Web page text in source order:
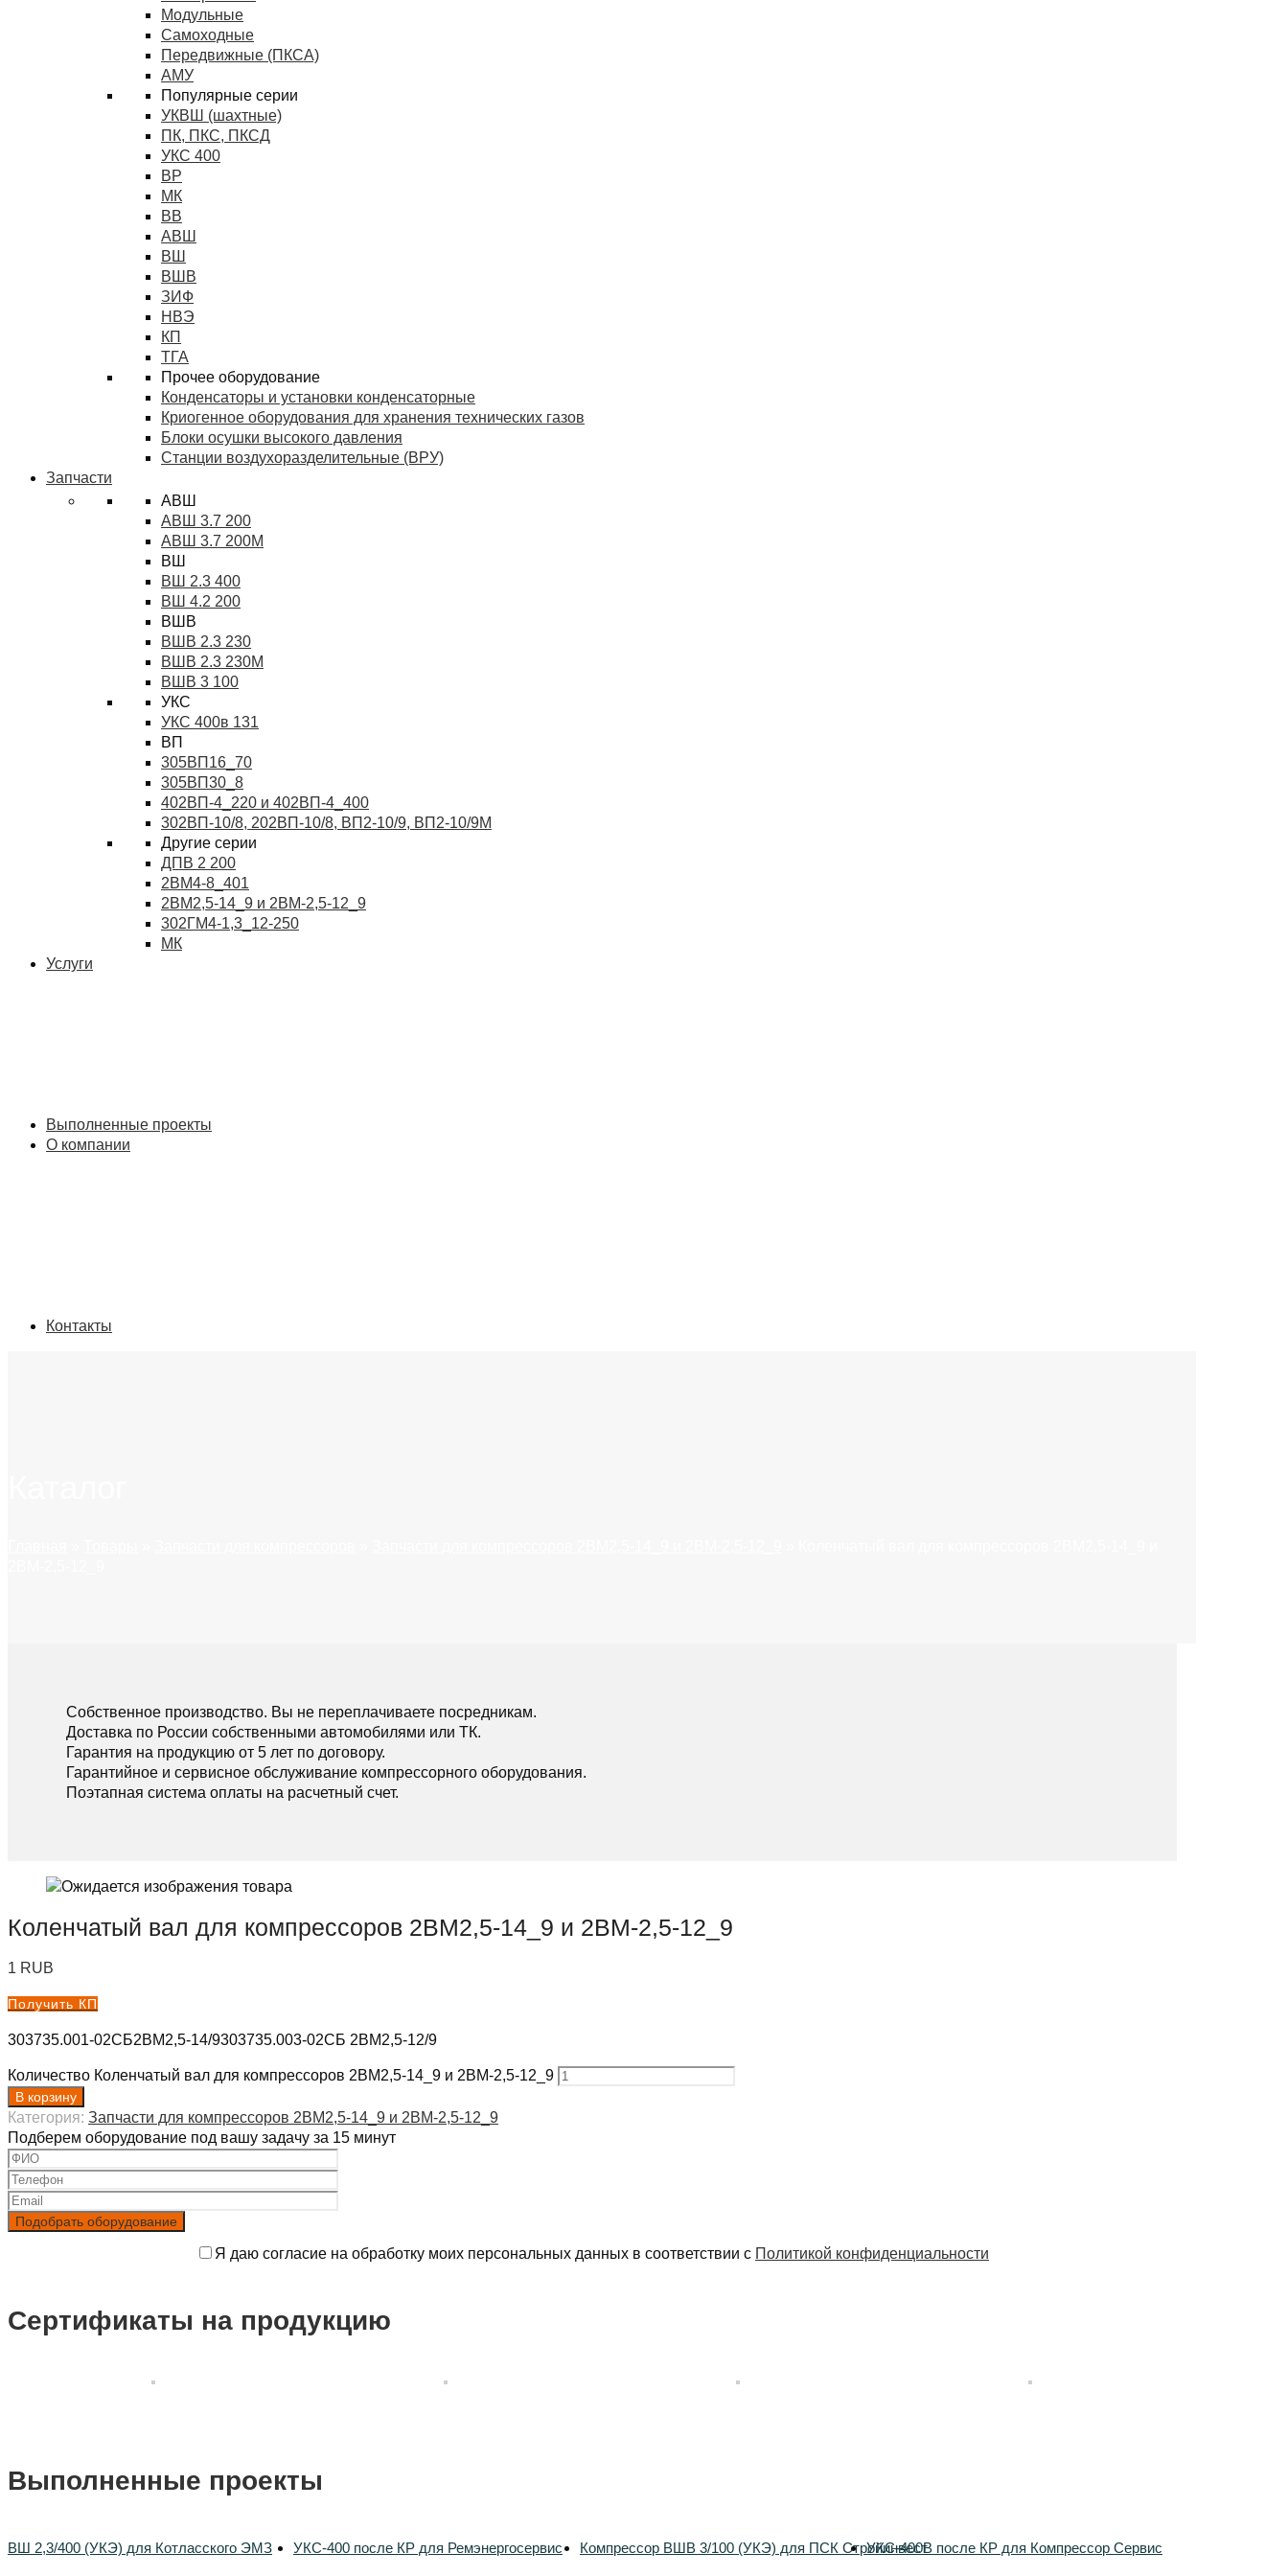
Модульные
Самоходные
Передвижные (ПКСА)
АМУ
Популярные серии
УКВШ (шахтные)
ПК, ПКС, ПКСД
УКС 400
ВР
МК
ВВ
АВШ
ВШ
ВШВ
ЗИФ
НВЭ
КП
ТГА
Прочее оборудование
Конденсаторы и установки конденсаторные
Криогенное оборудования для хранения технических газов
Блоки осушки высокого давления
Станции воздухоразделительные (ВРУ)
Запчасти
АВШ
АВШ 3.7 200
АВШ 3.7 200М
ВШ
ВШ 2.3 400
ВШ 4.2 200
ВШВ
ВШВ 2.3 230
ВШВ 2.3 230М
ВШВ 3 100
УКС
УКС 400в 131
ВП
305ВП16_70
305ВП30_8
402ВП-4_220 и 402ВП-4_400
302ВП-10/8, 202ВП-10/8, ВП2-10/9, ВП2-10/9М
Другие серии
ДПВ 2 200
2ВМ4-8_401
2ВМ2,5-14_9 и 2ВМ-2,5-12_9
302ГМ4-1,3_12-250
МК
Услуги
Выполненные проекты
О компании
Контакты
Собственное производство. Вы не переплачиваете посредникам.
Доставка по России собственными автомобилями или ТК.
Гарантия на продукцию от 5 лет по договору.
Гарантийное и сервисное обслуживание компрессорного оборудования.
Поэтапная система оплаты на расчетный счет.
Коленчатый вал для компрессоров 2ВМ2,5-14_9 и 2ВМ-2,5-12_9
1 RUB
Получить КП
303735.001-02СБ2ВМ2,5-14/9303735.003-02СБ 2ВМ2,5-12/9
Количество Коленчатый вал для компрессоров 2ВМ2,5-14_9 и 2ВМ-2,5-12_9
В корзину
Категория: Запчасти для компрессоров 2ВМ2,5-14_9 и 2ВМ-2,5-12_9
Подберем оборудование под вашу задачу за 15 минут
Я даю согласие на обработку моих персональных данных в соответствии с Политикой конфиденциальности
Сертификаты на продукцию
Выполненные проекты
ВШ 2,3/400 (УКЭ) для Котласского ЭМЗ УКС-400 после КР для Ремэнергосервис Компрессор ВШВ 3/100 (УКЭ) для ПСК СтройинвестУКС-400В после КР для Компрессор Сервис